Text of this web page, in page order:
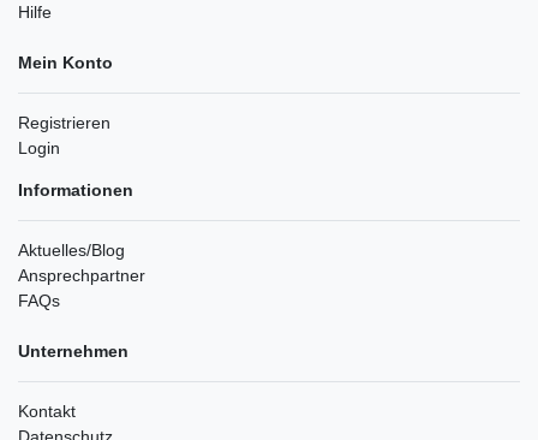
Hilfe
Mein Konto
Registrieren
Login
Informationen
Aktuelles/Blog
Ansprechpartner
FAQs
Unternehmen
Kontakt
Datenschutz